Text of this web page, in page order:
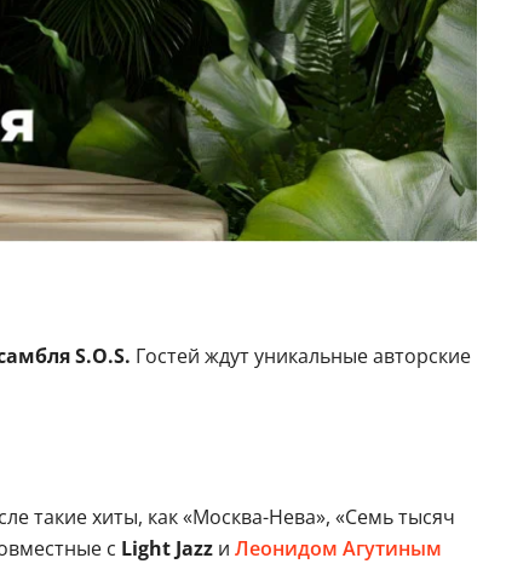
S.O.S. Гостей ждут уникальные авторские
такие хиты, как «Москва-Нева», «Семь тысяч
с Light Jazz и Леонидом Агутиным